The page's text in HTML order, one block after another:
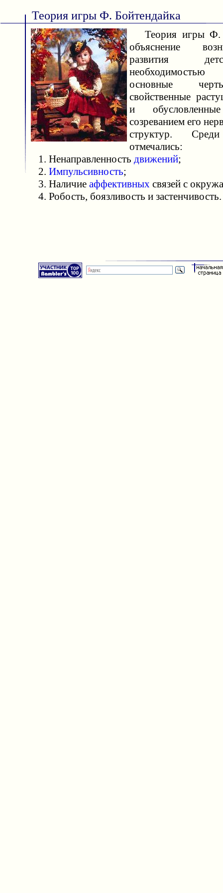
Теория игры Ф. Бойтендайка
Теория игры Ф.
объяснение
развития
основные
свойственные
и
созреванием его
структур.
отмечались:
1. Ненаправленность движений;
2. Импульсивность;
3. Наличие аффективных связей с
4. Робость, боязливость и застенчивость.